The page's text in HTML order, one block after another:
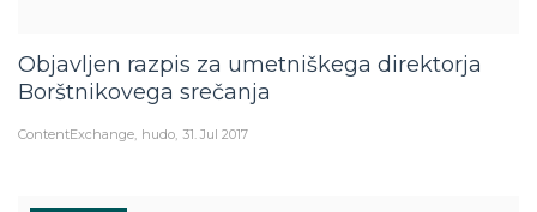
Objavljen razpis za umetniškega direktorja
Borštnikovega srečanja
ContentExchange hudo 31. Jul 2017